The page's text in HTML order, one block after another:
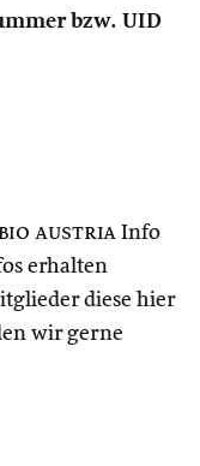
bzw. UID
bio austria Info
erhalten
diese hier
wir gerne